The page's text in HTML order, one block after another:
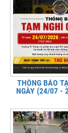
THÔNG BÁO
NGÀY (24/07 -